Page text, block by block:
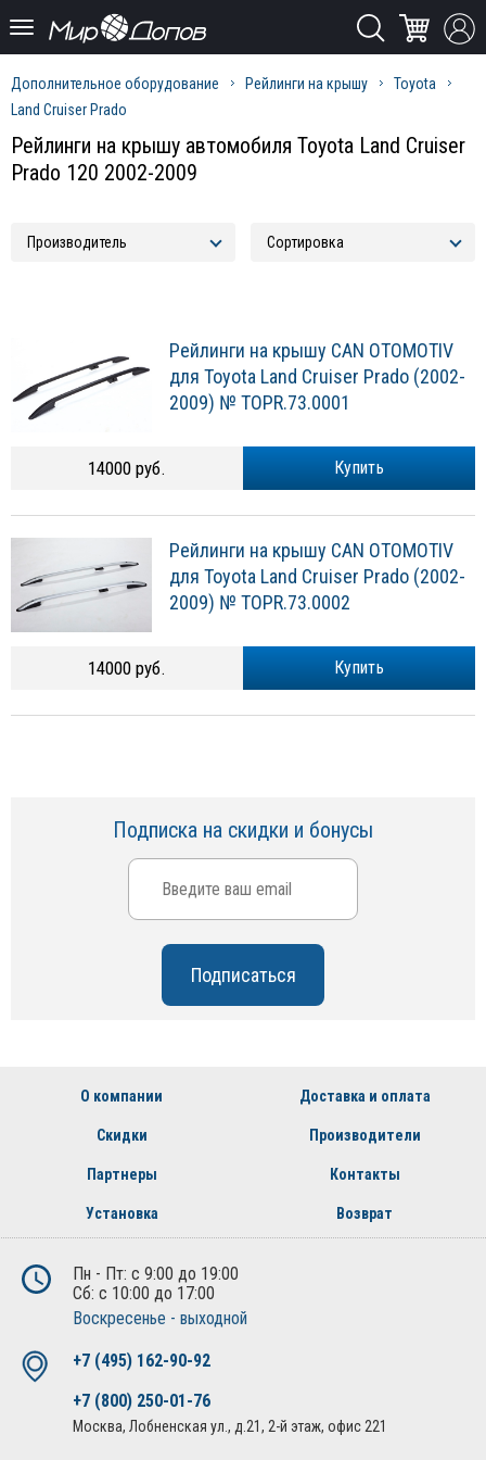
Дополнительное оборудование Рейлинги на крышу
Toyota
Land Cruiser Prado
Рейлинги на крышу автомобиля Toyota Land Cruiser
Prado 120 2002-2009
Рейлинги на крышу CAN OTOMOTIV
для Toyota Land Cruiser Prado (2002-
2009) № TOPR.73.0001
Купить
14000 руб.
Рейлинги на крышу CAN OTOMOTIV
для Toyota Land Cruiser Prado (2002-
2009) № TOPR.73.0002
Купить
14000 руб.
Подписка на скидки и бонусы
О компании Доставка и оплата
Скидки Производители
Партнеры Контакты
Установка Возврат
Пн - Пт: с 9:00 до 19:00
Сб: с 10:00 до 17:00
Воскресенье - выходной
+7 (495) 162-90-92
+7 (800) 250-01-76
Москва, Лобненская ул., д.21, 2-й этаж, офис 221